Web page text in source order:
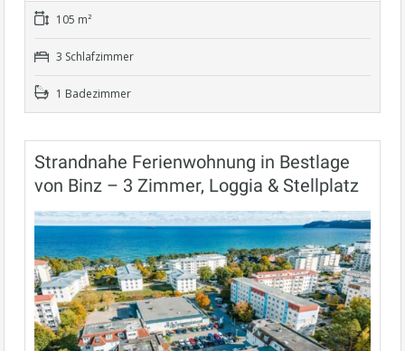
105 m²
3 Schlafzimmer
1 Badezimmer
Strandnahe Ferienwohnung in Bestlage
von Binz – 3 Zimmer, Loggia & Stellplatz